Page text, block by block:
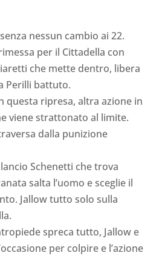
nessun cambio ai 22.
per il Cittadella con
che mette dentro, libera
Perilli battuto.
questa ripresa, altra azione in
viene strattonato al limite.
dalla punizione
Schenetti che trova
salta l’uomo e sceglie il
Jallow tutto solo sulla
spreca tutto, Jallow e
per colpire e l’azione